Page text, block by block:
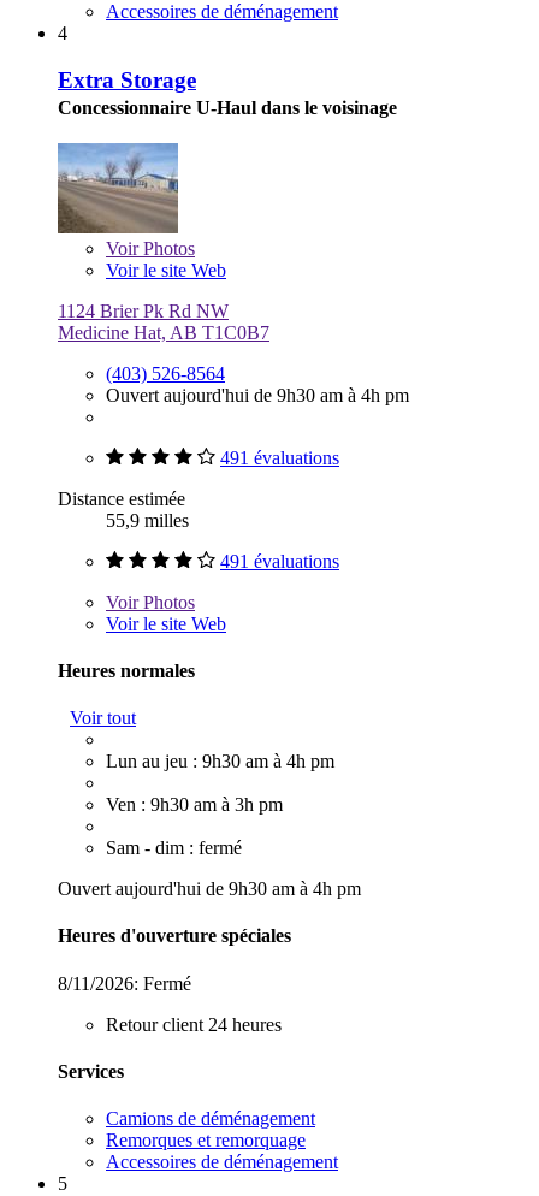
Accessoires de déménagement
4
Extra Storage
Concessionnaire U-Haul dans le voisinage
VoirPhotos
Voir le site Web
1124 Brier Pk Rd NW
Medicine Hat, AB T1C0B7
(403) 526-8564
Ouvert aujourd'hui de 9h30 am à 4h pm
491 évaluations
Distance estimée
55,9 milles
491 évaluations
VoirPhotos
Voir le site Web
Heures normales
Voir tout
Lun au jeu : 9h30 am à 4h pm
Ven : 9h30 am à 3h pm
Sam - dim : fermé
Ouvert aujourd'hui de 9h30 am à 4h pm
Heures d'ouverture spéciales
8/11/2026: Fermé
Retour client 24 heures
Services
Camions de déménagement
Remorques et remorquage
Accessoires de déménagement
5